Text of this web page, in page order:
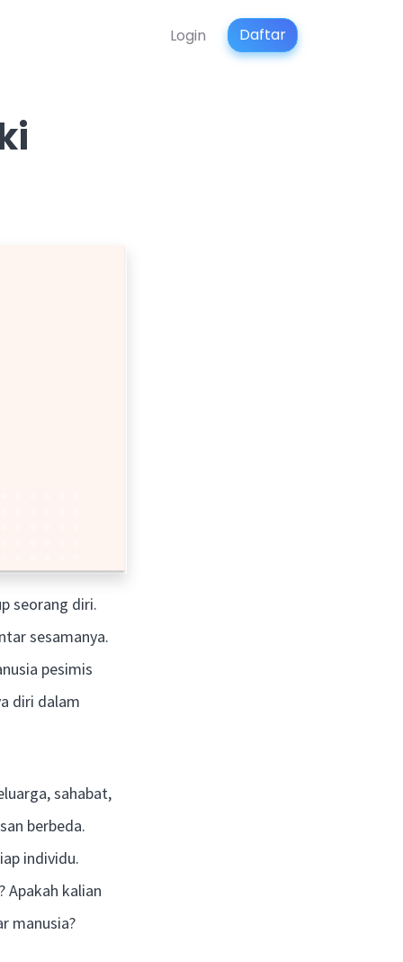
Login Daftar
seorang diri.
sesamanya.
pesimis
diri dalam
sahabat,
berbeda.
individu.
Apakah kalian
manusia?